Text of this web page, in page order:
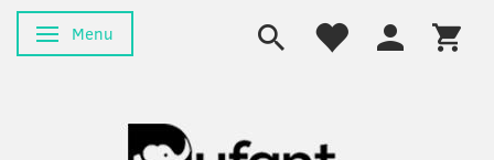
Skifte navigation
Menu